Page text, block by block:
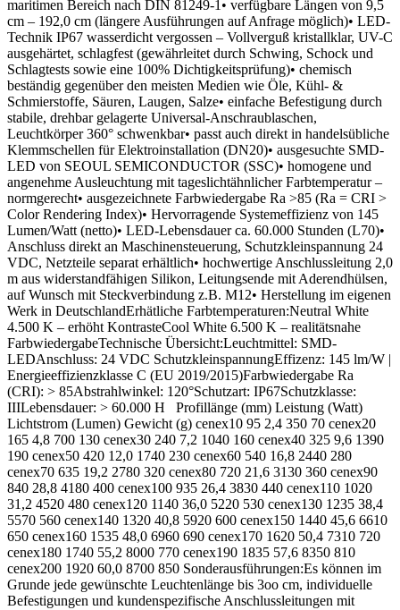
maritimen Bereich nach DIN 81249-1• verfügbare Längen von 9,5
cm – 192,0 cm (längere Ausführungen auf Anfrage möglich)• LED-
Technik IP67 wasserdicht vergossen – Vollverguß kristallklar, UV-C
ausgehärtet, schlagfest (gewährleitet durch Schwing, Schock und
Schlagtests sowie eine 100% Dichtigkeitsprüfung)• chemisch
beständig gegenüber den meisten Medien wie Öle, Kühl- &
Schmierstoffe, Säuren, Laugen, Salze• einfache Befestigung durch
stabile, drehbar gelagerte Universal-Anschraublaschen,
Leuchtkörper 360° schwenkbar• passt auch direkt in handelsübliche
Klemmschellen für Elektroinstallation (DN20)• ausgesuchte SMD-
LED von SEOUL SEMICONDUCTOR (SSC)• homogene und
angenehme Ausleuchtung mit tageslichtähnlicher Farbtemperatur –
normgerecht• ausgezeichnete Farbwiedergabe Ra >85 (Ra = CRI >
Color Rendering Index)• Hervorragende Systemeffizienz von 145
Lumen/Watt (netto)• LED-Lebensdauer ca. 60.000 Stunden (L70)•
Anschluss direkt an Maschinensteuerung, Schutzkleinspannung 24
VDC, Netzteile separat erhältlich• hochwertige Anschlussleitung 2,0
m aus widerstandfähigen Silikon, Leitungsende mit Aderendhülsen,
auf Wunsch mit Steckverbindung z.B. M12• Herstellung im eigenen
Werk in DeutschlandErhätliche Farbtemperaturen:Neutral White
4.500 K – erhöht KontrasteCool White 6.500 K – realitätsnahe
FarbwiedergabeTechnische Übersicht:Leuchtmittel: SMD-
LEDAnschluss: 24 VDC SchutzkleinspannungEffizenz: 145 lm/W |
Energieeffizienzklasse C (EU 2019/2015)Farbwiedergabe Ra
(CRI): > 85Abstrahlwinkel: 120°Schutzart: IP67Schutzklasse:
IIILebensdauer: > 60.000 H Profillänge (mm) Leistung (Watt)
Lichtstrom (Lumen) Gewicht (g) cenex10 95 2,4 350 70 cenex20
165 4,8 700 130 cenex30 240 7,2 1040 160 cenex40 325 9,6 1390
190 cenex50 420 12,0 1740 230 cenex60 540 16,8 2440 280
cenex70 635 19,2 2780 320 cenex80 720 21,6 3130 360 cenex90
840 28,8 4180 400 cenex100 935 26,4 3830 440 cenex110 1020
31,2 4520 480 cenex120 1140 36,0 5220 530 cenex130 1235 38,4
5570 560 cenex140 1320 40,8 5920 600 cenex150 1440 45,6 6610
650 cenex160 1535 48,0 6960 690 cenex170 1620 50,4 7310 720
cenex180 1740 55,2 8000 770 cenex190 1835 57,6 8350 810
cenex200 1920 60,0 8700 850 Sonderausführungen:Es können im
Grunde jede gewünschte Leuchtenlänge bis 3oo cm, individuelle
Befestigungen und kundenspezifische Anschlussleitungen mit